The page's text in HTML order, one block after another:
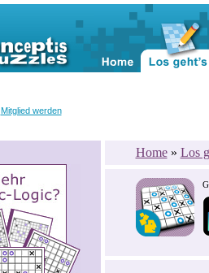
Mitglied werden
Home » Los